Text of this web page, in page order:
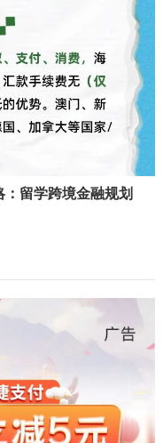
：留学跨境金融规划